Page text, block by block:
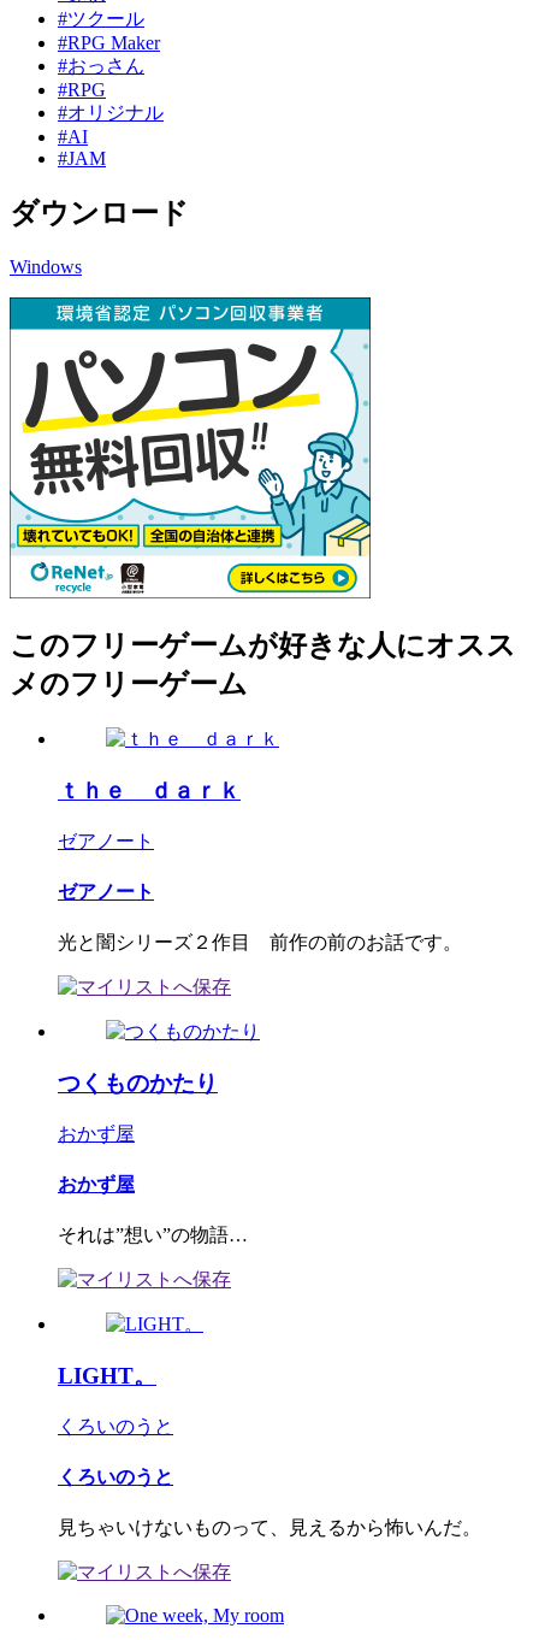
#ツクール
#RPG Maker
#おっさん
#RPG
#オリジナル
#AI
#JAM
ダウンロード
Windows
このフリーゲームが好きな人にオスス
メのフリーゲーム
ｔｈｅ ｄａｒｋ
ゼアノート
ゼアノート
光と闇シリーズ２作目 前作の前のお話です。
つくものかたり
おかず屋
おかず屋
それは”想い”の物語…
LIGHT。
くろいのうと
くろいのうと
見ちゃいけないものって、見えるから怖いんだ。